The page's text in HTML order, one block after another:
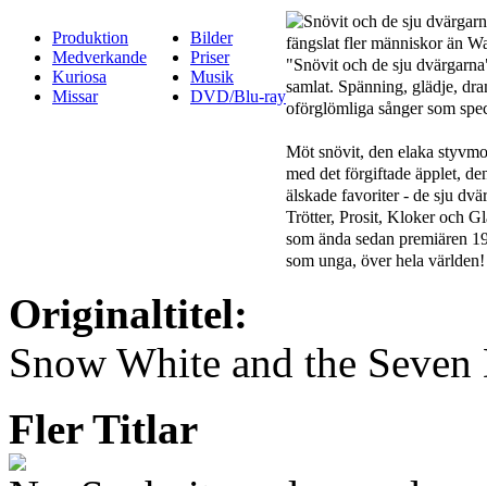
Produktion
Medverkande
Kuriosa
Missar
Bilder
Priser
Musik
DVD/Blu-ray
fängslat fler människor än
"Snövit och de sju
samlat. Spänning, glädje,
oförglömliga sånger som
Möt snövit, den elaka
med det förgiftade äpplet,
älskade favoriter - de sju
Trötter, Prosit, Kloker och
som ända sedan premiären
som unga, över hela världen!
Originaltitel:
Snow White and the
Fler Titlar